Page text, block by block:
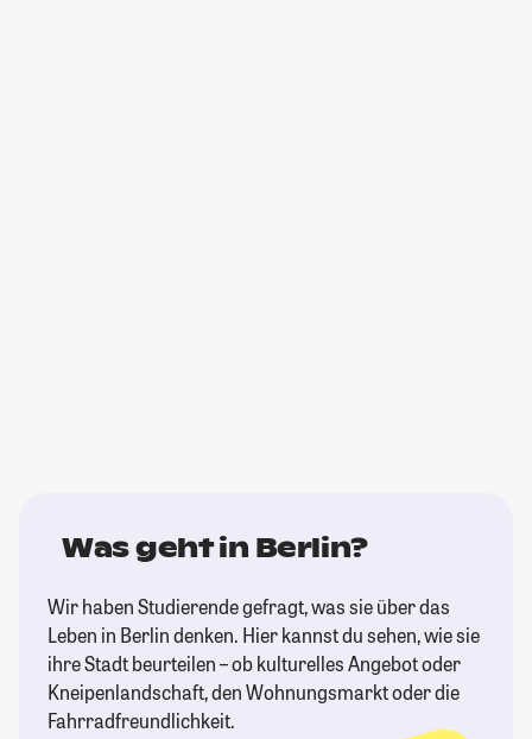
Was geht in Berlin?
Wir haben Studierende gefragt, was sie über das
Leben in Berlin denken. Hier kannst du sehen, wie sie
ihre Stadt beurteilen – ob kulturelles Angebot oder
Kneipenlandschaft, den Wohnungsmarkt oder die
Fahrradfreundlichkeit.